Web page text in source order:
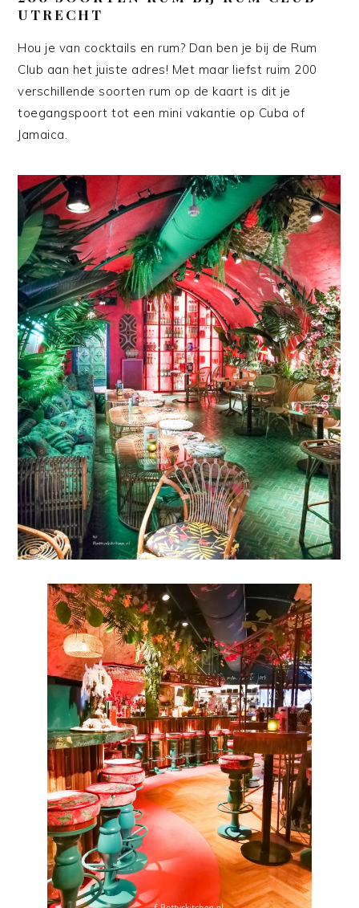
UTRECHT
Hou je van cocktails en rum? Dan ben je bij de Rum
Club aan het juiste adres! Met maar liefst ruim 200
verschillende soorten rum op de kaart is dit je
toegangspoort tot een mini vakantie op Cuba of
Jamaica.